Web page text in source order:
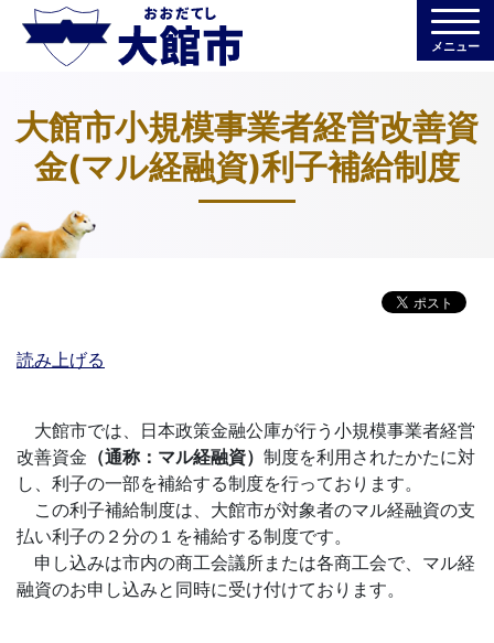
メニュー
大館市小規模事業者経営改善資
金(マル経融資)利子補給制度
読み上げる
大館市では、日本政策金融公庫が行う小規模事業者経営
改善資金 （通称：マル経融資） 制度を利用されたかたに対
し、利子の一部を補給する制度を行っております。
この利子補給制度は、大館市が対象者のマル経融資の支
払い利子の２分の１を補給する制度です。
申し込みは市内の商工会議所または各商工会で、マル経
融資のお申し込みと同時に受け付けております。